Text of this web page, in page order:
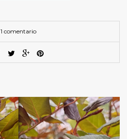
1 comentario